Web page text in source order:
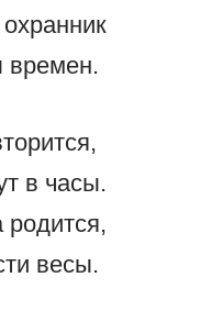
времен.
в часы.
родится,
весы.